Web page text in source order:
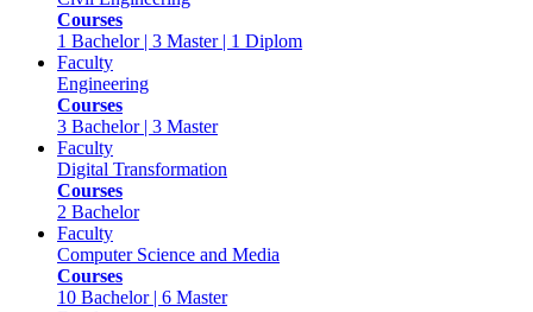
Courses
1 Bachelor | 3 Master | 1 Diplom
Faculty
Engineering
Courses
3 Bachelor | 3 Master
Faculty
Digital Transformation
Courses
2 Bachelor
Faculty
Computer Science and Media
Courses
10 Bachelor | 6 Master